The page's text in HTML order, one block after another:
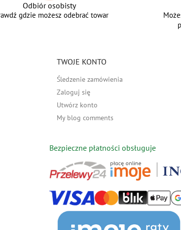
Odbiór osobisty
gdzie możesz odebrać towar
TWOJE KONTO
Śledzenie zamówienia
Zaloguj się
Utwórz konto
My blog comments
Bezpieczne płatności obsługuje